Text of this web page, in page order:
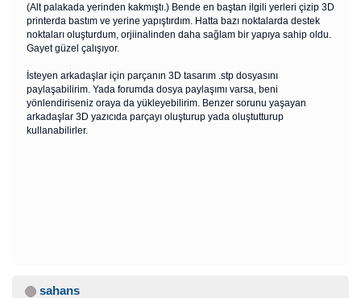
(Alt palakada yerinden kakmıştı.) Bende en baştan ilgili yerleri çizip 3D
printerda bastım ve yerine yapıştırdım. Hatta bazı noktalarda destek
noktaları oluşturdum, orjiinalinden daha sağlam bir yapıya sahip oldu.
Gayet güzel çalışıyor.
İsteyen arkadaşlar için parçanın 3D tasarım .stp dosyasını
paylaşabilirim. Yada forumda dosya paylaşımı varsa, beni
yönlendiriseniz oraya da yükleyebilirim. Benzer sorunu yaşayan
arkadaşlar 3D yazıcıda parçayı oluşturup yada oluştutturup
kullanabilirler.
sahans